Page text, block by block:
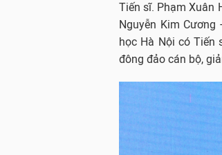
Tiến sĩ. Phạm Xuân
Nguyễn Kim
học Hà Nội có Tiến
đông đảo cán bộ,